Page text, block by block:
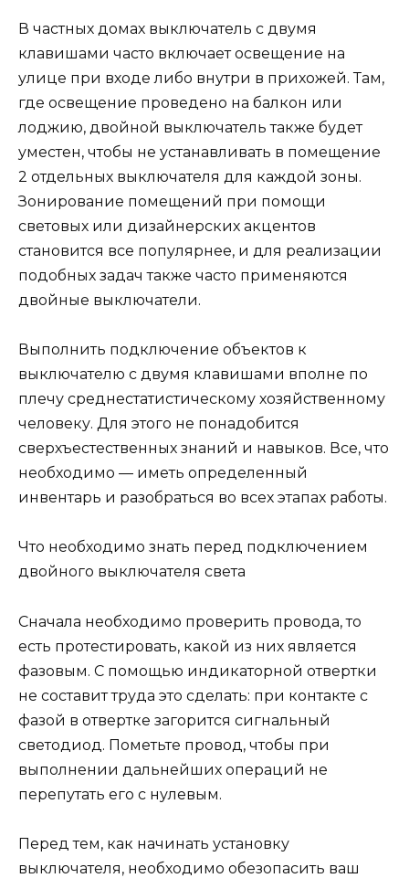
В частных домах выключатель с двумя
клавишами часто включает освещение на
улице при входе либо внутри в прихожей. Там,
где освещение проведено на балкон или
лоджию, двойной выключатель также будет
уместен, чтобы не устанавливать в помещение
2 отдельных выключателя для каждой зоны.
Зонирование помещений при помощи
световых или дизайнерских акцентов
становится все популярнее, и для реализации
подобных задач также часто применяются
двойные выключатели.
Выполнить подключение объектов к
выключателю с двумя клавишами вполне по
плечу среднестатистическому хозяйственному
человеку. Для этого не понадобится
сверхъестественных знаний и навыков. Все, что
необходимо — иметь определенный
инвентарь и разобраться во всех этапах работы.
Что необходимо знать перед подключением
двойного выключателя света
Сначала необходимо проверить провода, то
есть протестировать, какой из них является
фазовым. С помощью индикаторной отвертки
не составит труда это сделать: при контакте с
фазой в отвертке загорится сигнальный
светодиод. Пометьте провод, чтобы при
выполнении дальнейших операций не
перепутать его с нулевым.
Перед тем, как начинать установку
выключателя, необходимо обезопасить ваш